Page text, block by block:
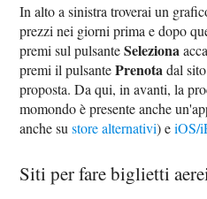
In alto a sinistra troverai un
prezzi nei giorni prima e dopo
premi sul pulsanteSeleziona
premi il pulsantePrenotadal
proposta. Da qui, in avanti, la
momondo è presente anche
anche sustore alternativi) eiOS/
Siti per fare biglietti